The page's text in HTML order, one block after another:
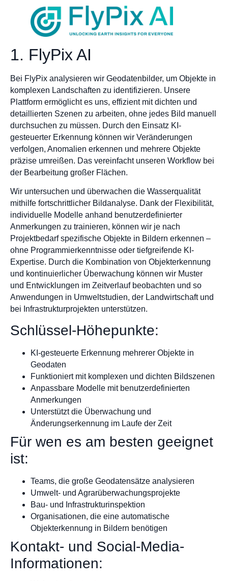
1. FlyPix AI
Bei FlyPix analysieren wir Geodatenbilder, um Objekte in
komplexen Landschaften zu identifizieren. Unsere
Plattform ermöglicht es uns, effizient mit dichten und
detaillierten Szenen zu arbeiten, ohne jedes Bild manuell
durchsuchen zu müssen. Durch den Einsatz KI-
gesteuerter Erkennung können wir Veränderungen
verfolgen, Anomalien erkennen und mehrere Objekte
präzise umreißen. Das vereinfacht unseren Workflow bei
der Bearbeitung großer Flächen.
Wir untersuchen und überwachen die Wasserqualität
mithilfe fortschrittlicher Bildanalyse. Dank der Flexibilität,
individuelle Modelle anhand benutzerdefinierter
Anmerkungen zu trainieren, können wir je nach
Projektbedarf spezifische Objekte in Bildern erkennen –
ohne Programmierkenntnisse oder tiefgreifende KI-
Expertise. Durch die Kombination von Objekterkennung
und kontinuierlicher Überwachung können wir Muster
und Entwicklungen im Zeitverlauf beobachten und so
Anwendungen in Umweltstudien, der Landwirtschaft und
bei Infrastrukturprojekten unterstützen.
Schlüssel-Höhepunkte:
KI-gesteuerte Erkennung mehrerer Objekte in
Geodaten
Funktioniert mit komplexen und dichten Bildszenen
Anpassbare Modelle mit benutzerdefinierten
Anmerkungen
Unterstützt die Überwachung und
Änderungserkennung im Laufe der Zeit
Für wen es am besten geeignet
ist:
Teams, die große Geodatensätze analysieren
Umwelt- und Agrarüberwachungsprojekte
Bau- und Infrastrukturinspektion
Organisationen, die eine automatische
Objekterkennung in Bildern benötigen
Kontakt- und Social-Media-
Informationen: